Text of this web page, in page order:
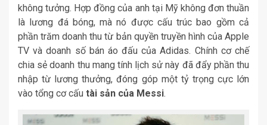
không tưởng. Hợp đồng của anh tại Mỹ không đơn thuần
là lương đá bóng, mà nó được cấu trúc bao gồm cả
phần trăm doanh thu từ bản quyền truyền hình của Apple
TV và doanh số bán áo đấu của Adidas. Chính cơ chế
chia sẻ doanh thu mang tính lịch sử này đã đẩy phần thu
nhập từ lương thưởng, đóng góp một tỷ trọng cực lớn
vào tổng cơ cấu tài sản của Messi.